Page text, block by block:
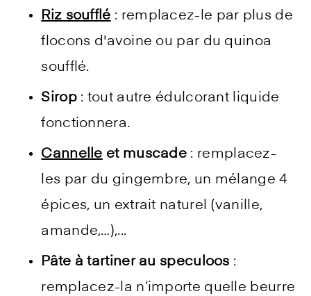
Riz soufflé : remplacez-le par plus de
flocons d'avoine ou par du quinoa
soufflé.
Sirop: tout autre édulcorant liquide
fonctionnera.
Cannelle et muscade : remplacez-
les par du gingembre, un mélange 4
épices, un extrait naturel (vanille,
amande,…),...
Pâte à tartiner au speculoos :
remplacez-la n’importe quelle beurre